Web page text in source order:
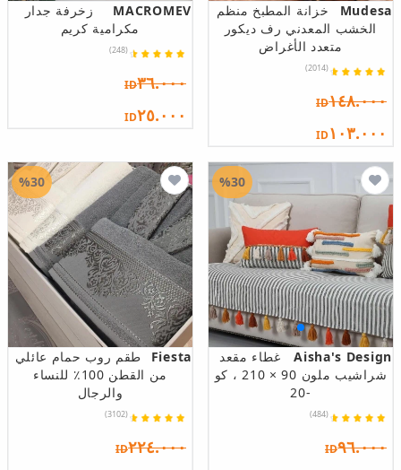
Mudesa
خزانة المطبخ منظم
الخشب المعدني رف ديكور
متعدد الأغراض
(2014)
ID١٤٨.٠٠٠
ID١٠٣.٠٠٠
MACROMEV
زخرفة جدار
مكرامية كريم
(248)
ID٣٦.٠٠٠
ID٢٥.٠٠٠
Aisha's Design
غطاء مقعد
شراشيب ملون 90 × 210 ، كو
-20
(484)
ID٩٦.٠٠٠
%30
Fiesta
طقم روب حمام عائلي
من القطن 100٪ للنساء
والرجال
(3102)
ID٢٢٤.٠٠٠
%30